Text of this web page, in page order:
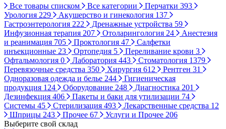
Все товары списком Все категории Перчатки 393
Урология 229 Акушерство и гинекология 137
Гастроэнтерология 222 Дренажные устройства 59
Инфузионная терапия 207 Отоларингология 24
Анестезия
и реанимация 705 Проктология 47
Салфетки
инъекционные 23 Ортопедия 5 Переливание крови 3
Офтальмология 0 Лаборатория 443 Стоматология 1379
Перевязочные средства 350 Хирургия 612 Рентген 31
Одноразовая одежда и белье 244
Гигиеническая
продукция 124 Оборудование 248 Диагностика 201
Дезинфекция 406 Пакеты и баки для утилизации 74
Системы 45 Стерилизация 493 Лекарственные средства 12
Шприцы 243 Прочее 67 Услуги и Прочее 206
Выберите свой склад